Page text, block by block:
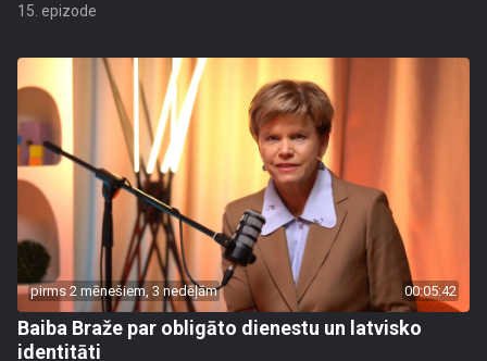
15. epizode
pirms 2 mēnešiem, 3 nedēļām 00:05:42
Baiba Braže par obligāto dienestu un latvisko
identitāti